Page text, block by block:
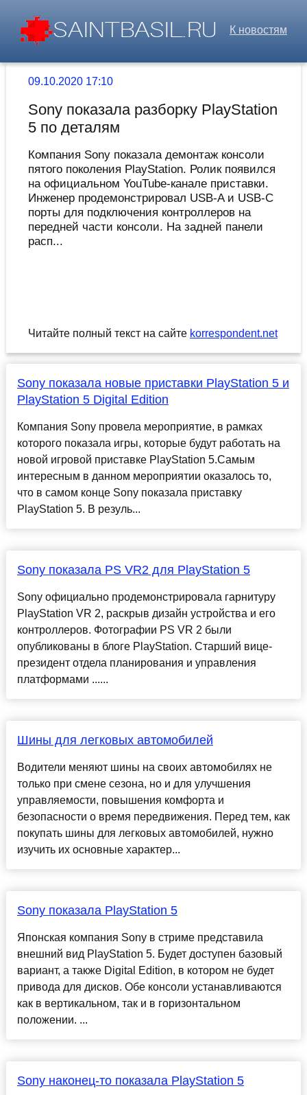
К новостям
09.10.2020 17:10
Sony показала разборку PlayStation
5 по деталям
Компания Sony показала демонтаж консоли
пятого поколения PlayStation. Ролик появился
на официальном YouTube-канале приставки.
Инженер продемонстрировал USB-A и USB-C
порты для подключения контроллеров на
передней части консоли. На задней панели
расп...
Читайте полный текст на сайте korrespondent.net
Sony показала новые приставки PlayStation 5 и
PlayStation 5 Digital Edition
Компания Sony провела мероприятие, в рамках
которого показала игры, которые будут работать на
новой игровой приставке PlayStation 5.Самым
интересным в данном мероприятии оказалось то,
что в самом конце Sony показала приставку
PlayStation 5. В резуль...
Sony показала PS VR2 для PlayStation 5
Sony официально продемонстрировала гарнитуру
PlayStation VR 2, раскрыв дизайн устройства и его
контроллеров. Фотографии PS VR 2 были
опубликованы в блоге PlayStation. Старший вице-
президент отдела планирования и управления
платформами ......
Шины для легковых автомобилей
Водители меняют шины на своих автомобилях не
только при смене сезона, но и для улучшения
управляемости, повышения комфорта и
безопасности о время передвижения. Перед тем, как
покупать шины для легковых автомобилей, нужно
изучить их основные характер...
Sony показала PlayStation 5
Японская компания Sony в стриме представила
внешний вид PlayStation 5. Будет доступен базовый
вариант, а также Digital Edition, в котором не будет
привода для дисков. Обе консоли устанавливаются
как в вертикальном, так и в горизонтальном
положении. ...
Sony наконец-то показала PlayStation 5